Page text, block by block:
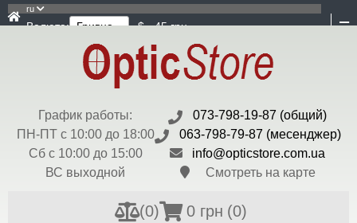
ru
Валюта: $ - 45 грн
График работы:
ПН-ПТ с 10:00 до 18:00
Сб с 10:00 до 15:00
ВС выходной
073-798-19-87 (общий)
063-798-79-87 (месенджер)
info@opticstore.com.ua
Смотреть на карте
(0) 0 грн (0)